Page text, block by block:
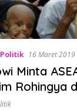
Politik 16 Maret 2019
Minta
Rohingya